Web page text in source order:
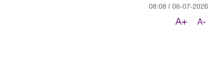
06-07-2026
08:08
A-
A+